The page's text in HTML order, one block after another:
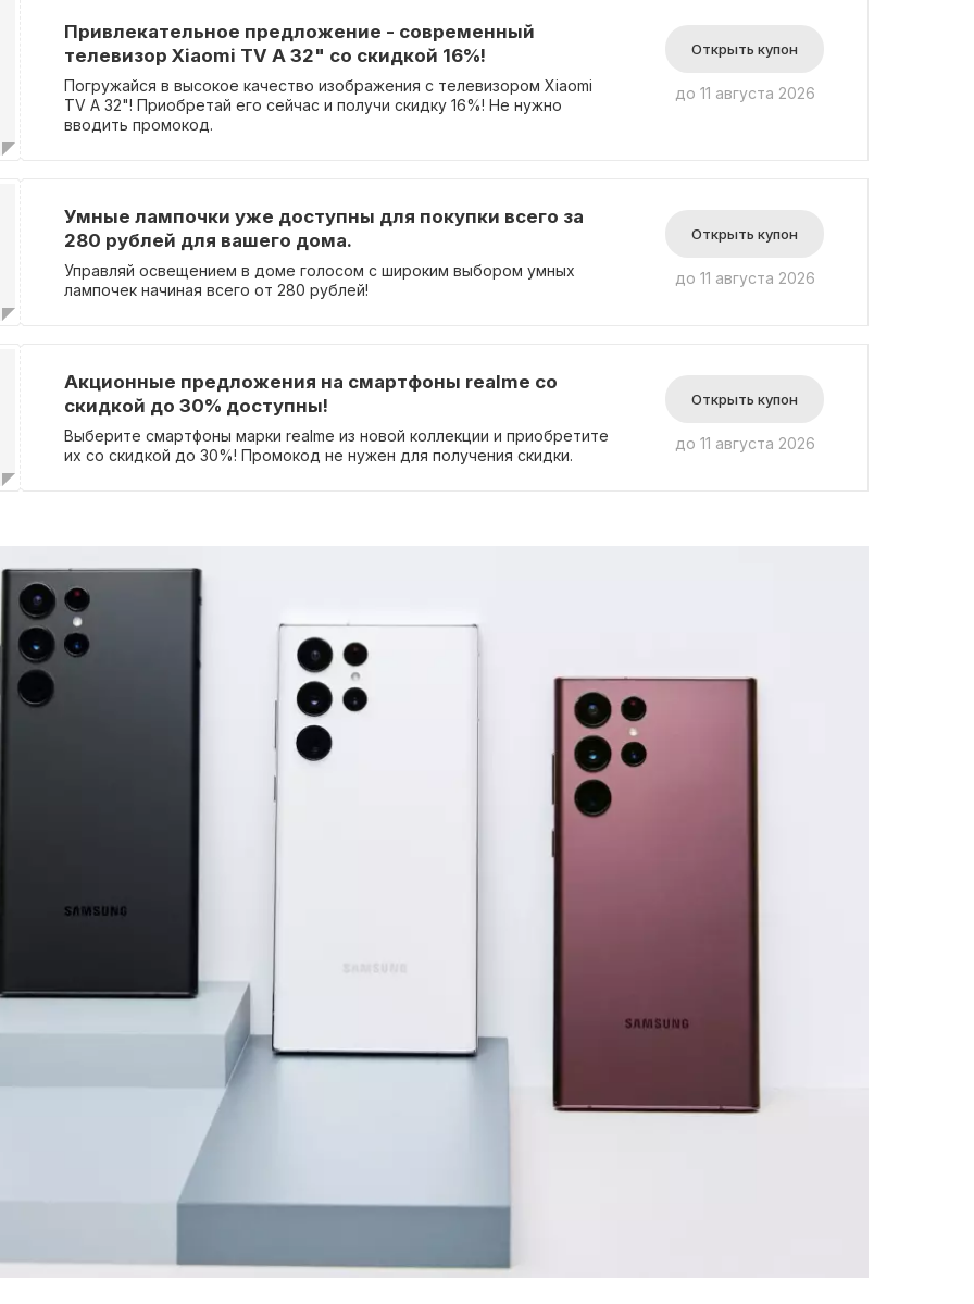
Привлекательное предложение - современный
телевизор Xiaomi TV A 32" со скидкой 16%!
Погружайся в высокое качество изображения с телевизором Xiaomi
TV A 32"! Приобретай его сейчас и получи скидку 16%! Не нужно
вводить промокод.
Открыть купон
до 11 августа 2026
Умные лампочки уже доступны для покупки всего за
280 рублей для вашего дома.
Управляй освещением в доме голосом с широким выбором умных
лампочек начиная всего от 280 рублей!
Открыть купон
до 11 августа 2026
Акционные предложения на смартфоны realme со
скидкой до 30% доступны!
Выберите смартфоны марки realme из новой коллекции и приобретите
их со скидкой до 30%! Промокод не нужен для получения скидки.
Открыть купон
до 11 августа 2026